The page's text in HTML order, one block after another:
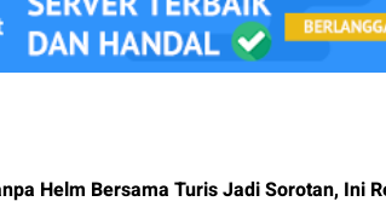
Helm Bersama Turis Jadi Sorotan, Ini